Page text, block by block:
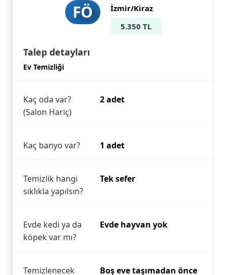
FÖ
İzmir/Kiraz
5.350 TL
Talep detayları
Ev Temizliği
Kaç oda var?
(Salon Hariç)
2 adet
Kaç banyo var? 1 adet
Temizlik hangi
sıklıkla yapılsın?
Tek sefer
Evde kedi ya da
köpek var mı?
Evde hayvan yok
Temizlenecek Boş eve taşımadan önce